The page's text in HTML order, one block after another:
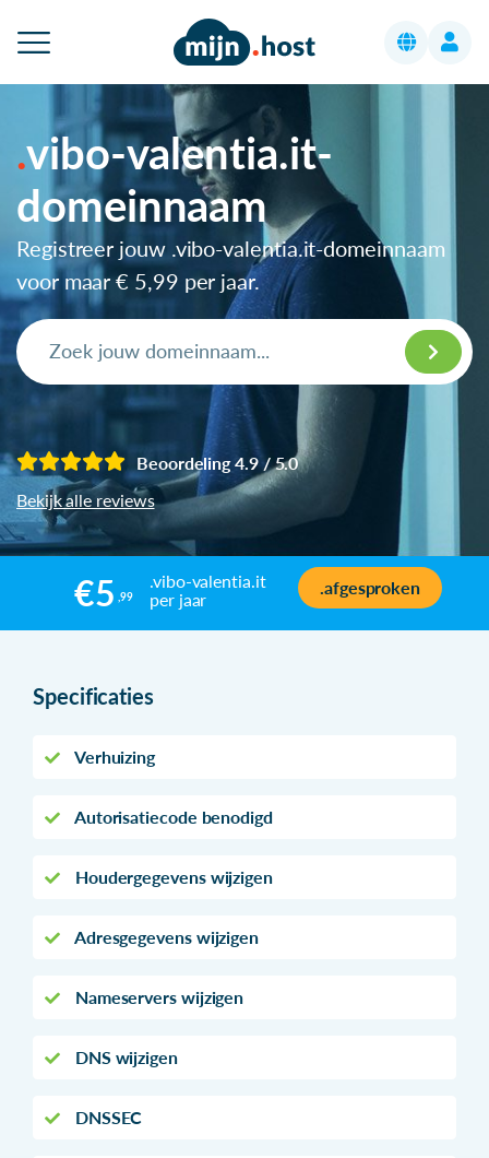
vibo-valentia.it-
domeinnaam
Registreer jouw .vibo-valentia.it-domeinnaam
voor maar€ 5,99 per jaar.
Beoordeling 4.9 / 5.0
Bekijk alle reviews
€5 ,99
.vibo-valentia.it
per jaar
.afgesproken
Specificaties
Verhuizing
Autorisatiecode benodigd
Houdergegevens wijzigen
Adresgegevens wijzigen
Nameservers wijzigen
DNS wijzigen
DNSSEC